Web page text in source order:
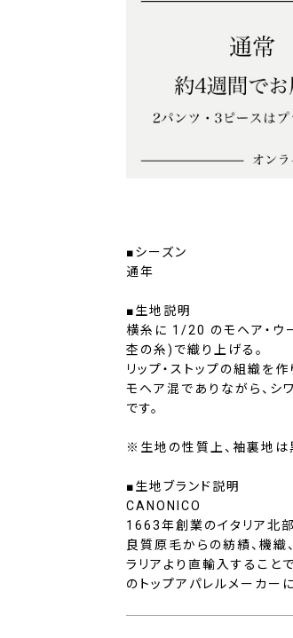
■シーズン
通年
■生地説明
横糸に 1/20 のモヘア・ウ
杢の糸)で織り上げる。
リップ・ストップの組織を
モヘア混でありながら、シ
です。
※生地の性質上、袖裏地は
■生地ブランド説明
CANONICO
1663年創業のイタリア北
良質原毛からの紡績、機織
ラリアより直輸入すること
のトップアパレルメーカー